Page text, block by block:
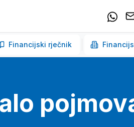
Financijski rječnik